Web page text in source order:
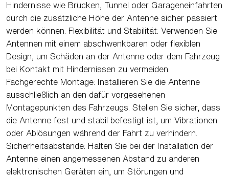
Hindernisse wie Brücken, Tunnel oder Garageneinfahrten
durch die zusätzliche Höhe der Antenne sicher passiert
werden können. Flexibilität und Stabilität: Verwenden Sie
Antennen mit einem abschwenkbaren oder flexiblen
Design, um Schäden an der Antenne oder dem Fahrzeug
bei Kontakt mit Hindernissen zu vermeiden.
Fachgerechte Montage: Installieren Sie die Antenne
ausschließlich an den dafür vorgesehenen
Montagepunkten des Fahrzeugs. Stellen Sie sicher, dass
die Antenne fest und stabil befestigt ist, um Vibrationen
oder Ablösungen während der Fahrt zu verhindern.
Sicherheitsabstände: Halten Sie bei der Installation der
Antenne einen angemessenen Abstand zu anderen
elektronischen Geräten ein, um Störungen und